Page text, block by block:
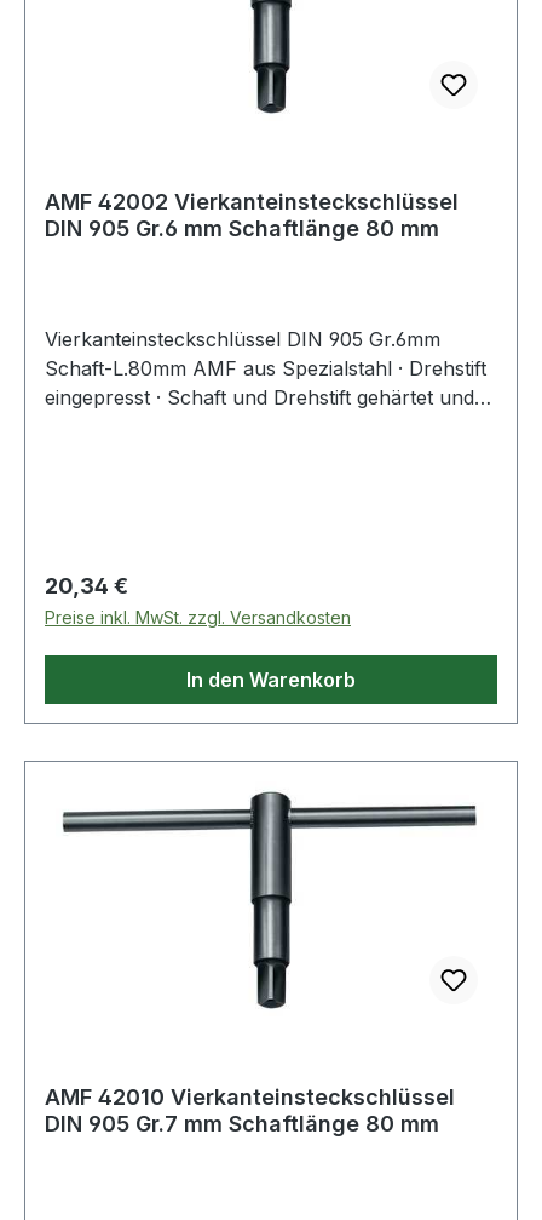
AMF 42002 Vierkanteinsteckschlüssel
DIN 905 Gr.6 mm Schaftlänge 80 mm
Vierkanteinsteckschlüssel DIN 905 Gr.6mm
Schaft-L.80mm AMF aus Spezialstahl · Drehstift
eingepresst · Schaft und Drehstift gehärtet und
Regulärer Preis:
20,34 €
Preise inkl. MwSt. zzgl. Versandkosten
In den Warenkorb
AMF 42010 Vierkanteinsteckschlüssel
DIN 905 Gr.7 mm Schaftlänge 80 mm